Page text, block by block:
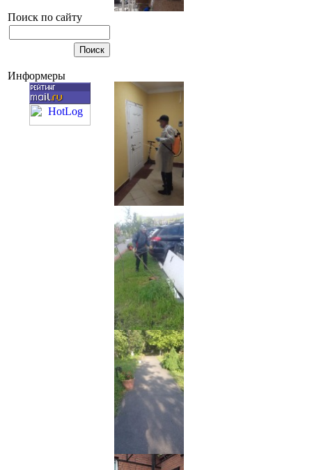
Поиск по сайту
Информеры